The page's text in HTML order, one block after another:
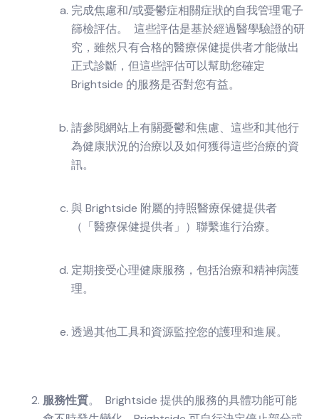
完成焦慮和/或憂鬱症相關症狀的自我管理電子
篩檢評估。 這些評估是基於經過醫學驗證的研
究，雖然只有合格的醫療保健提供者才能做出
正式診斷，但這些評估可以幫助您確定
Brightside 的服務是否對您有益。
請參閱網站上有關憂鬱和焦慮、這些和其他行
為健康狀況的治療以及如何獲得這些治療的資
訊。
與 Brightside 附屬的持照醫療保健提供者
（「醫療保健提供者」）聯繫進行治療。
定期接受心理健康服務，包括治療和精神病護
理。
透過其他工具和資源監控您的護理和進展。
服務性質。 Brightside 提供的服務的具體功能可能